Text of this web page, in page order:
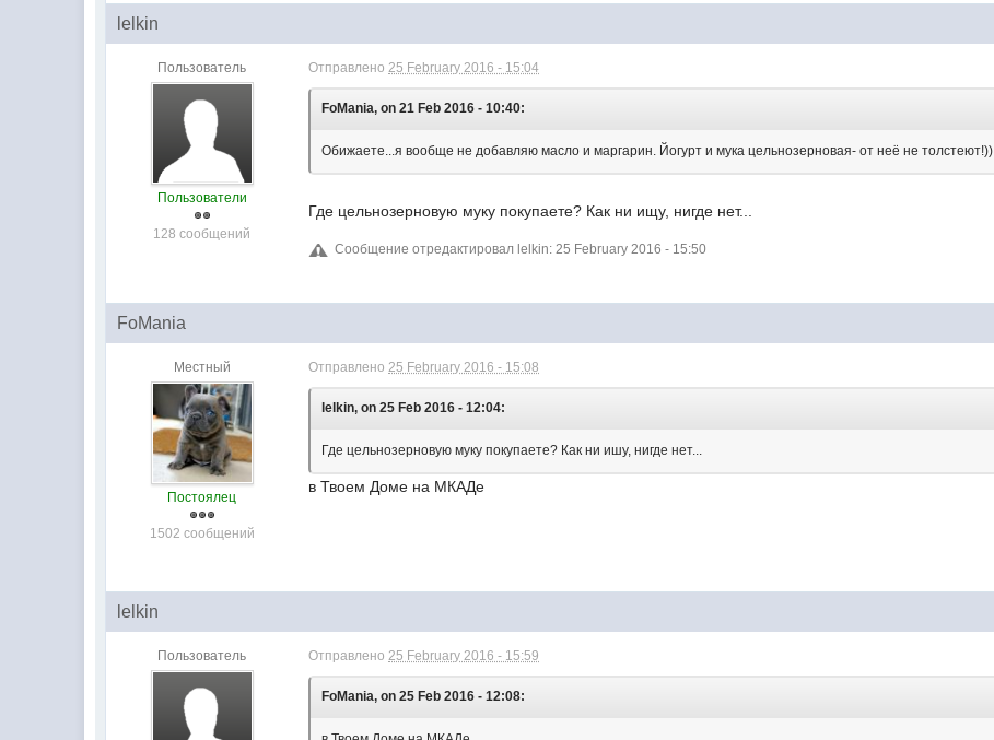
lelkin
Пользователь
Пользователи
128 сообщений
Отправлено25 February 2016 - 15:04
FoMania, on 21 Feb 2016 - 10:40:
Обижаете...я вообще не добавляю масло и маргарин. Йогурт и мука цельнозерновая- от неё не толстеют!))
Где цельнозерновую муку покупаете? Как ни ищу, нигде нет...
Сообщение отредактировал lelkin: 25 February 2016 - 15:50
FoMania
Местный
Постоялец
1502 сообщений
Отправлено25 February 2016 - 15:08
lelkin, on 25 Feb 2016 - 12:04:
Где цельнозерновую муку покупаете? Как ни ишу, нигде нет...
в Твоем Доме на МКАДе
lelkin
Пользователь Отправлено25 February 2016 - 15:59
FoMania, on 25 Feb 2016 - 12:08: